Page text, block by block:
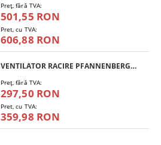
Preţ, fără TVA:
501,55 RON
Pret, cu TVA:
606,88 RON
VENTILATOR RACIRE PFANNENBERG PF 11.000
Preţ, fără TVA:
297,50 RON
Pret, cu TVA:
359,98 RON